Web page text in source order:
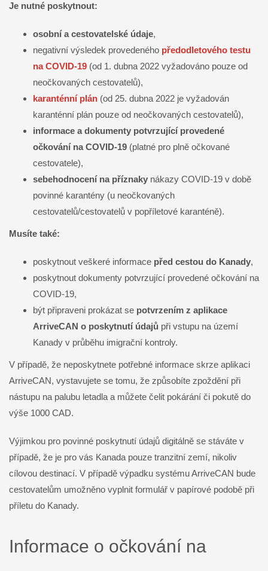
Je nutné poskytnout:
osobní a cestovatelské údaje,
negativní výsledek provedeného předodletového testu
na COVID-19 (od 1. dubna 2022 vyžadováno pouze od
neočkovaných cestovatelů),
karanténní plán (od 25. dubna 2022 je vyžadován
karanténní plán pouze od neočkovaných cestovatelů),
informace a dokumenty potvrzující provedené
očkování na COVID-19 (platné pro plně očkované
cestovatele),
sebehodnocení na příznaky nákazy COVID-19 v době
povinné karantény (u neočkovaných
cestovatelů/cestovatelů v popříletové karanténě).
Musíte také:
poskytnout veškeré informace před cestou do Kanady,
poskytnout dokumenty potvrzující provedené očkování na
COVID-19,
být připraveni prokázat se potvrzením z aplikace
ArriveCAN o poskytnutí údajů při vstupu na území
Kanady v průběhu imigrační kontroly.
V případě, že neposkytnete potřebné informace skrze aplikaci
ArriveCAN, vystavujete se tomu, že způsobíte zpoždění při
nástupu na palubu letadla a můžete čelit pokárání či pokutě do
výše 1000 CAD.
Výjimkou pro povinné poskytnutí údajů digitálně se stáváte v
případě, že je pro vás Kanada pouze tranzitní zemí, nikoliv
cílovou destinací. V případě výpadku systému ArriveCAN bude
cestovatelům umožněno vyplnit formulář v papírové podobě při
příletu do Kanady.
Informace o očkování na